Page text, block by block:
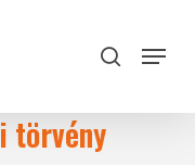
search
Menu
törvény
Close